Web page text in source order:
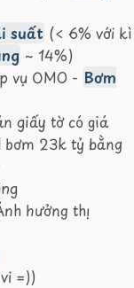
suất (< 6% với kì
~ 14%)
vụ OMO - Bơm
giấy tờ có giá
23k tỷ bằng
hưởng thị
=))